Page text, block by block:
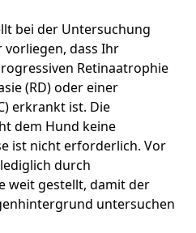
bei der Untersuchung
vorliegen, dass Ihr
Retinaatrophie
(RD) oder einer
erkrankt ist. Die
dem Hund keine
ist nicht erforderlich. Vor
durch
weit gestellt, damit der
untersuchen